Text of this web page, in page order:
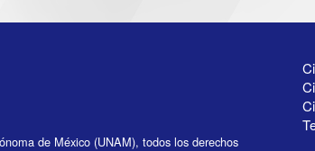
de México (UNAM), todos los derechos